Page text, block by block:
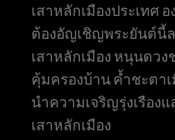
เสาหลักเมืองประเทศ
ต้องอัญเชิญพระยันต์นี้
เสาหลักเมือง หนุนดวง
คุ้มครองบ้าน ค้ำชะตาเ
นำความเจริญรุ่งเรือง
เสาหลักเมือง